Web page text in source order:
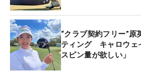
“クラブ契約フリー”原
ティング キャロウェ
スピン量が欲しい」